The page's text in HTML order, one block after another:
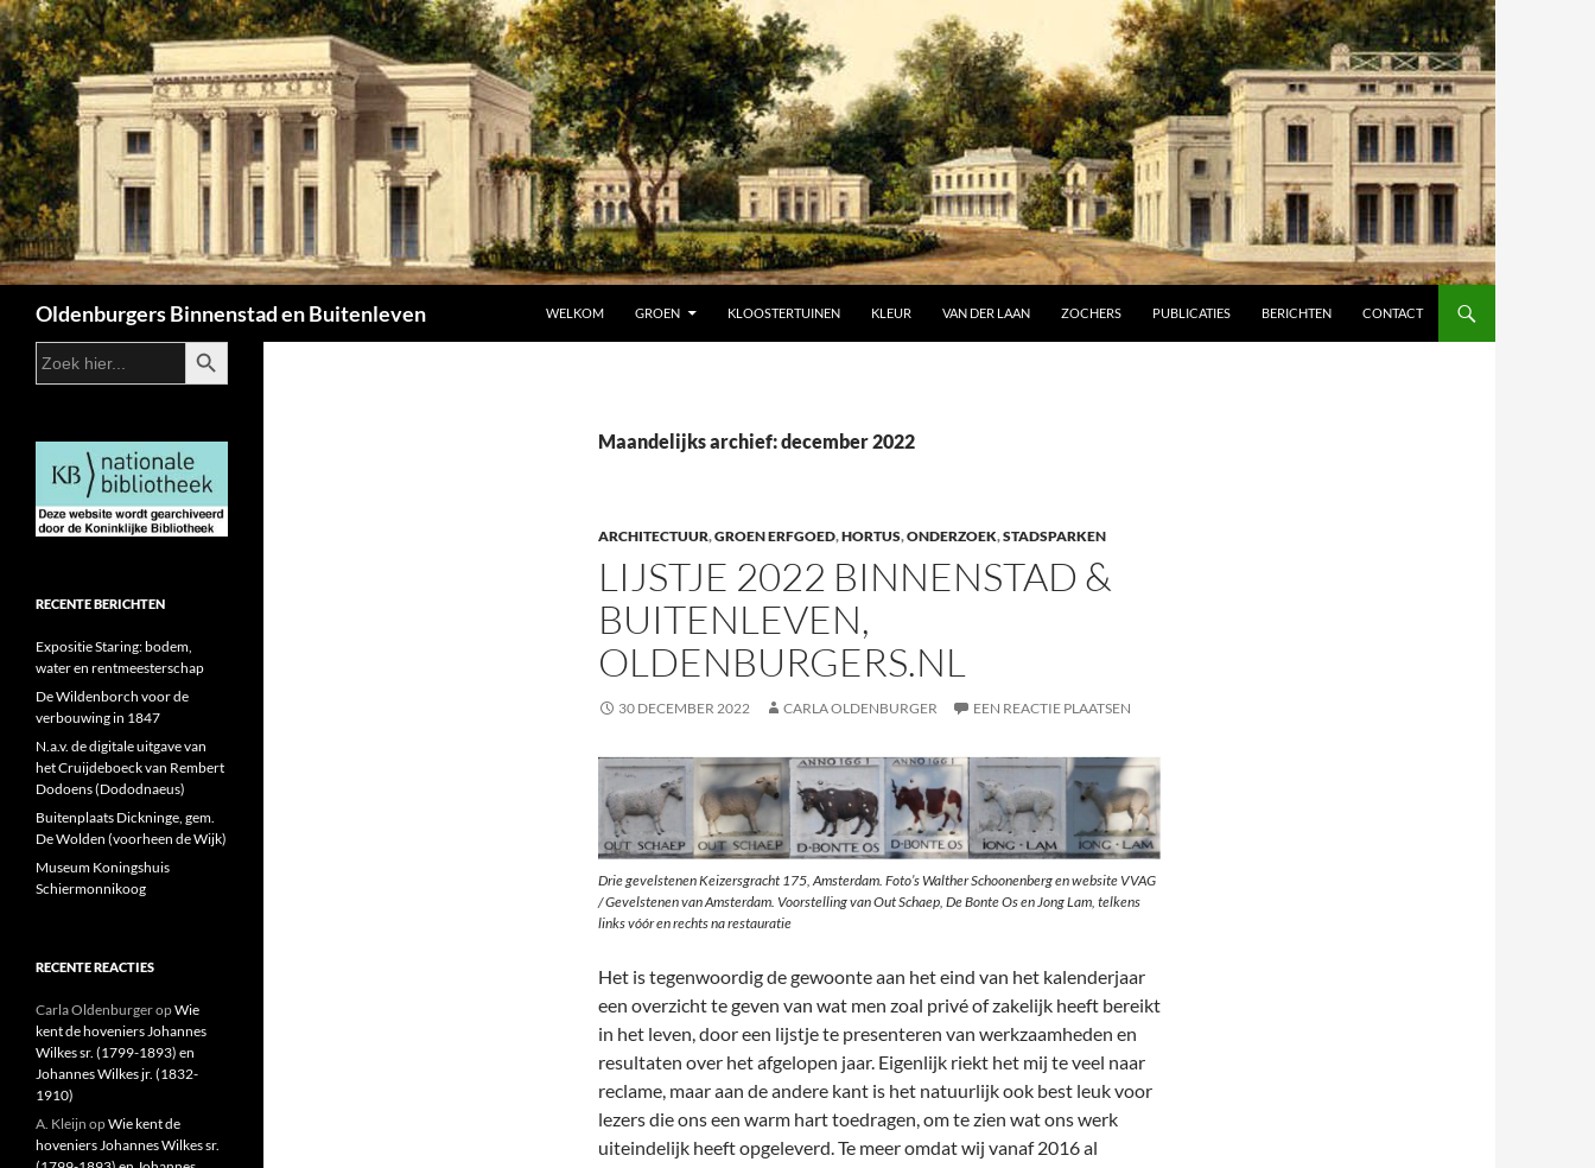
Oldenburgers Binnenstad en Buitenleven
WELKOM
GROEN KLOOSTERTUINEN KLEUR VAN DER LAAN ZOCHERS PUBLICATIES BERICHTEN CONTACT
Maandelijks archief: december 2022
ARCHITECTUUR,GROEN ERFGOED,HORTUS,ONDERZOEK,STADSPARKEN
LIJSTJE 2022 BINNENSTAD &
BUITENLEVEN,
OLDENBURGERS.NL
30 DECEMBER 2022 CARLA OLDENBURGER EEN REACTIE PLAATSEN
Drie gevelstenen Keizersgracht 175, Amsterdam. Foto’s Walther Schoonenberg en website VVAG
/ Gevelstenen van Amsterdam. Voorstelling van Out Schaep, De Bonte Os en Jong Lam, telkens
links vóór en rechts na restauratie
Het is tegenwoordig de gewoonte aan het eind van het kalenderjaar
een overzicht te geven van wat men zoal privé of zakelijk heeft bereikt
in het leven, door een lijstje te presenteren van werkzaamheden en
resultaten over het afgelopen jaar. Eigenlijk riekt het mij te veel naar
reclame, maar aan de andere kant is het natuurlijk ook best leuk voor
lezers die ons een warm hart toedragen, om te zien wat ons werk
uiteindelijk heeft opgeleverd. Te meer omdat wij vanaf 2016 al
Zoek
naar:
ZOEKKNOP
RECENTE BERICHTEN
Expositie Staring: bodem,
water en rentmeesterschap
De Wildenborch voor de
verbouwing in 1847
N.a.v. de digitale uitgave van
het Cruijdeboeck van Rembert
Dodoens (Dododnaeus)
Buitenplaats Dickninge, gem.
De Wolden (voorheen de Wijk)
Museum Koningshuis
Schiermonnikoog
RECENTE REACTIES
Carla OldenburgeropWie
kent de hoveniers Johannes
Wilkes sr. (1799-1893) en
Johannes Wilkes jr. (1832-
1910)
A. Kleijn opWie kent de
hoveniers Johannes Wilkes sr.